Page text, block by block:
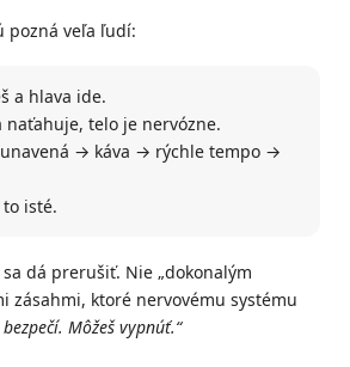
pozná veľa ľudí:
a hlava ide.
naťahuje, telo je nervózne.
unavená → káva → rýchle tempo →
isté.
dá prerušiť. Nie „dokonalým
zásahmi, ktoré nervovému systému
bezpečí. Môžeš vypnúť.“